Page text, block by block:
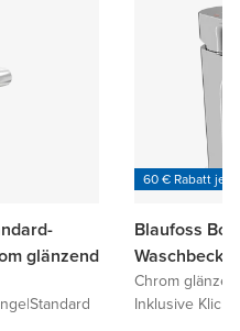
glänzend
|Standard
60 € Rabatt je
Blaufoss
Chrom
Inklusive